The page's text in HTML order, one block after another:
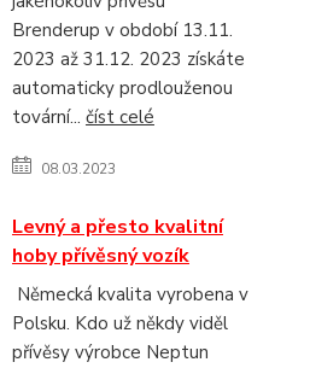
Brenderup v období 13.11.
2023 až 31.12. 2023 získáte
automaticky prodlouženou
tovární... číst celé
08.03.2023
Levný a přesto kvalitní
hoby přívěsný vozík
Německá kvalita vyrobena v
Polsku. Kdo už někdy viděl
přívěsy výrobce Neptun